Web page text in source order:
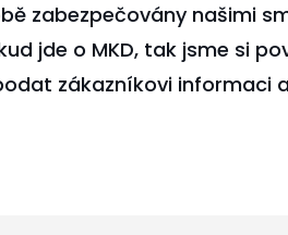
zabezpečovány našimi
jde o MKD, tak jsme si
zákazníkovi informaci